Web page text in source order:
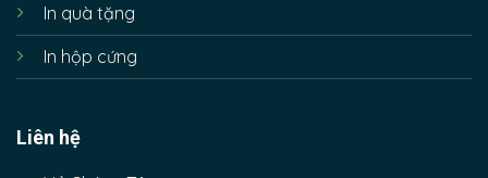
In quà tặng
In hộp cứng
Liên hệ